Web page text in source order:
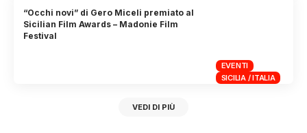
EVENTI
SICILIA / ITALIA
“Occhi novi” di Gero Miceli premiato al
Sicilian Film Awards – Madonie Film
Festival
VEDI DI PIÙ